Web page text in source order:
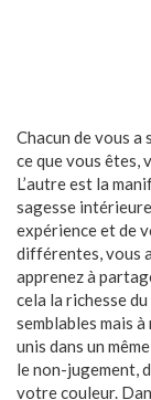
Chacun de vous a
ce que vous êtes,
L’autre est la
sagesse
expérienceet de
différentes, vous
apprenez à
cela la richesse du
semblables mais
unis dans un
le non-jugement,
votre couleur.